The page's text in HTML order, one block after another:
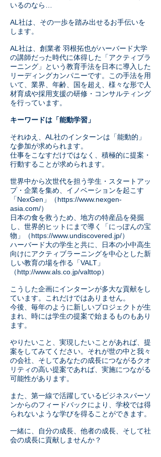
いるのなら…
AL社は、その一歩を踏み出せるお手伝いを
します。
AL社は、創業者 羽根拓也がハーバード大学
の講師だった時代に体得した「アクティブラ
ーニング」という教育手法を日本に導入した
リーディングカンパニーです。この手法を用
いて、業界、年齢、国を超え、様々な形で人
材育成や採用支援の研修・コンサルティング
を行っています。
キーワードは「能動学習」
それゆえ、AL社のインターンは「能動的」
な参加が求められます。
仕事をこなすだけではなく、積極的に提案・
行動することが求められます。
世界中から次世代を担う学生・スタートアッ
プ・企業を集め、イノベーションを起こす
「NexGen」（https://www.nexgen-
asia.com/）
日本の食を救うため、地方の特産品を発掘
し、世界的ヒットにまで導く「にっぽんの宝
物」（https://www.undiscovered.jp/）
ハーバード大の学生と共に、日本の小中高生
向けにアクティブラーニングを中心とした新
しい教育の場を作る「VALT 」
（http://www.als.co.jp/valttop）
こうした企画にインターンが多大な貢献をし
ています。これだけではありません。
今後、毎年のように新しいプロジェクトが生
まれ、時には学生の提案で始まるものもあり
ます。
やりたいこと、実現したいことがあれば、提
案をしてみてください。それが世の中と我々
の会社、そしてあなたの成長につながるクオ
リティの高い提案であれば、実施につながる
可能性があります。
また、第一線で活躍しているビジネスパーソ
ンからのフィードバックにより、学校では得
られないような学びを得ることができます。
一緒に、自分の成長、他者の成長、そして社
会の成長に貢献しませんか？